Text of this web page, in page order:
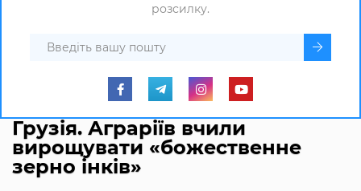
розсилку.
Грузія. Аграріїв вчили
вирощувати «божественне
зерно інків»